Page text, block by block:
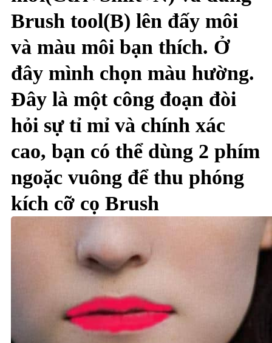
Brush tool(B) lên đấy môi
và màu môi bạn thích. Ở
đây mình chọn màu hường.
Đây là một công đoạn đòi
hỏi sự tỉ mỉ và chính xác
cao, bạn có thể dùng 2 phím
ngoặc vuông để thu phóng
kích cỡ cọ Brush